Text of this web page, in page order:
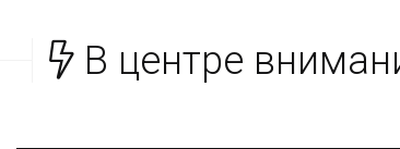
В центре